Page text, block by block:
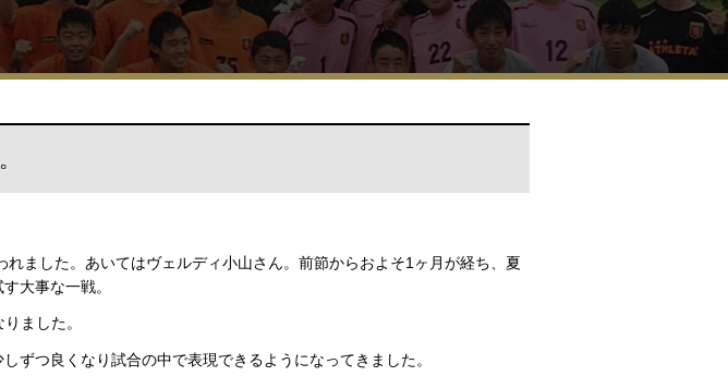
ました。あいてはヴェルディ小山さん。前節からおよそ1ヶ月が経ち、夏
大事な一戦。
ました。
ずつ良くなり試合の中で表現できるようになってきました。